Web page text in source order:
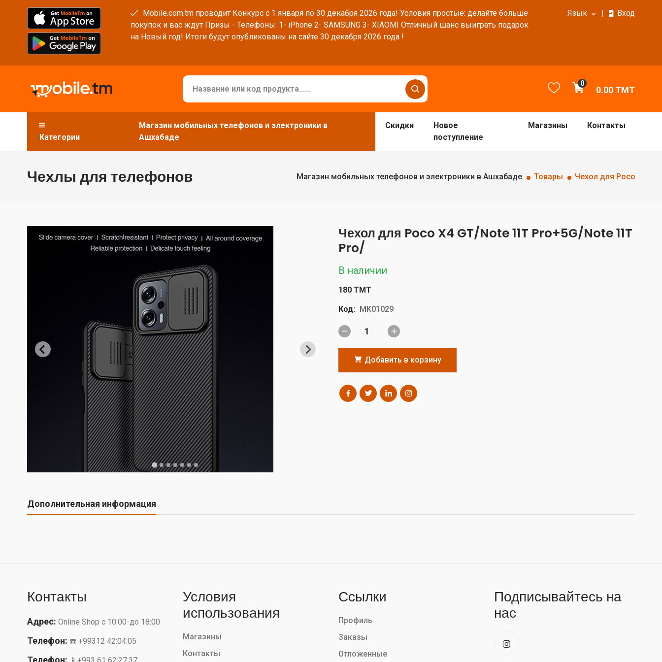
Mobile.com.tm проводит Конкурс с 1 января по 30 декабря 2026 года! Условия простые: делайте больше
покупок и вас ждут Призы - Телефоны: 1- iPhone 2- SAMSUNG 3- XIAOMI Отличный шанс выиграть подарок
на Новый год! Итоги будут опубликованы на сайте 30 декабря 2026 года !
Язык Вход
0
0.00 TMT
Категории
Магазин мобильных телефонов и электроники в
Ашхабаде
Скидки
Новое
поступление
Магазины Контакты
Чехлы для телефонов Магазин мобильных телефонов и электроники в Ашхабаде Товары Чехол для Poco
Чехол для Poco X4 GT/Note 11T Pro+5G/Note 11T
Pro/
В наличии
180 TMT
Код: MK01029
Добавить в корзину
Дополнительная информация
Контакты
Адрес: Online Shop с 10:00-до 18:00
Телефон: ☎️ +99312 42:04:05
Условия
использования
Магазины
Контакты
Ссылки
Профиль
Заказы
Отложенные
Подписывайтесь на
нас